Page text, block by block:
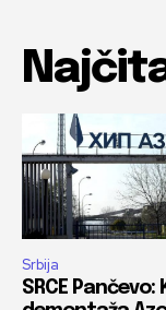
Srbija
SRCE Pančevo: